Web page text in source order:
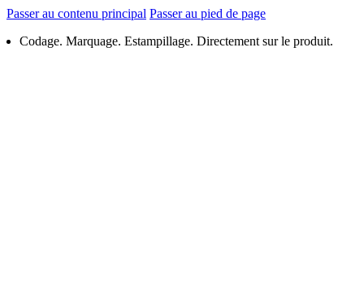
Passer au contenu principal Passer au pied de page
Codage. Marquage. Estampillage. Directement sur le produit.